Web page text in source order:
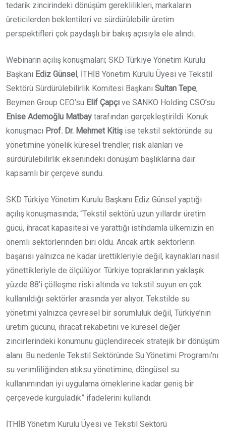
tedarik zincirindeki dönüşüm gereklilikleri, markaların
üreticilerden beklentileri ve sürdürülebilir üretim
perspektifleri çok paydaşlı bir bakış açısıyla ele alındı.
Webinarın açılış konuşmaları; SKD Türkiye Yönetim Kurulu
Başkanı Ediz Günsel , İTHİB Yönetim Kurulu Üyesi ve Tekstil
Sektörü Sürdürülebilirlik Komitesi Başkanı Sultan Tepe,
Beymen Group CEO’su Elif Çapçı ve SANKO Holding CSO’su
Enise Ademoğlu Matbay tarafından gerçekleştirildi. Konuk
konuşmacı Prof. Dr. Mehmet Kitiş ise tekstil sektöründe su
yönetimine yönelik küresel trendler, risk alanları ve
sürdürülebilirlik eksenindeki dönüşüm başlıklarına dair
kapsamlı bir çerçeve sundu.
SKD Türkiye Yönetim Kurulu Başkanı Ediz Günsel yaptığı
açılış konuşmasında; “Tekstil sektörü uzun yıllardır üretim
gücü, ihracat kapasitesi ve yarattığı istihdamla ülkemizin en
önemli sektörlerinden biri oldu. Ancak artık sektörlerin
başarısı yalnızca ne kadar ürettikleriyle değil, kaynakları nasıl
yönettikleriyle de ölçülüyor. Türkiye topraklarının yaklaşık
yüzde 88’i çölleşme riski altında ve tekstil suyun en çok
kullanıldığı sektörler arasında yer alıyor. Tekstilde su
yönetimi yalnızca çevresel bir sorumluluk değil, Türkiye’nin
üretim gücünü, ihracat rekabetini ve küresel değer
zincirlerindeki konumunu güçlendirecek stratejik bir dönüşüm
alanı. Bu nedenle Tekstil Sektöründe Su Yönetimi Programı’nı
su verimliliğinden atıksu yönetimine, döngüsel su
kullanımından iyi uygulama örneklerine kadar geniş bir
çerçevede kurguladık” ifadelerini kullandı.
İTHİB Yönetim Kurulu Üyesi ve Tekstil Sektörü